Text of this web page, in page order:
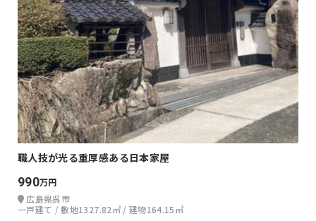
職人技が光る重厚感ある日本家屋
990万円
広島県呉市
一戸建て / 敷地1327.82㎡ / 建物164.15㎡